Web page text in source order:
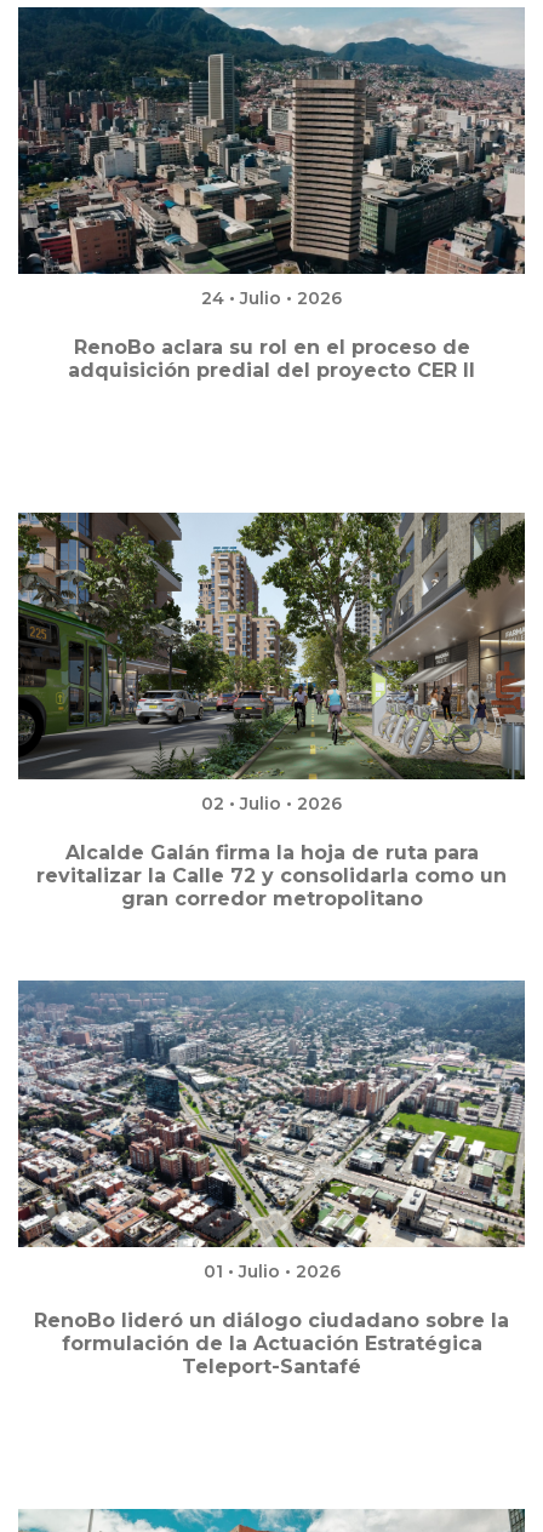
24 • Julio • 2026
RenoBo aclara su rol en el proceso de
adquisición predial del proyecto CER II
02 • Julio • 2026
Alcalde Galán firma la hoja de ruta para
revitalizar la Calle 72 y consolidarla como un
gran corredor metropolitano
01 • Julio • 2026
RenoBo lideró un diálogo ciudadano sobre la
formulación de la Actuación Estratégica
Teleport-Santafé